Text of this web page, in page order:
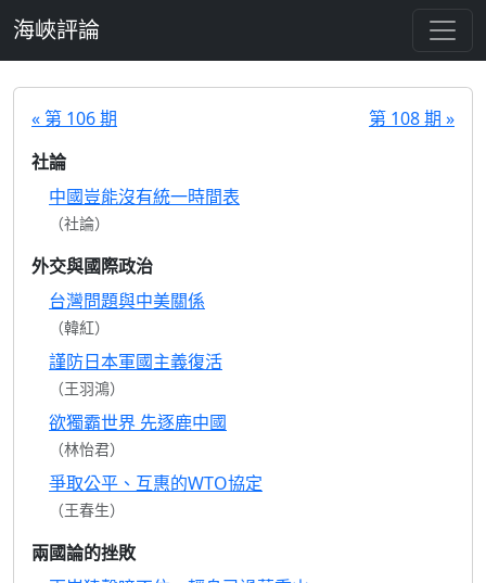
海峽評論
« 第 106 期
第 108 期 »
社論
中國豈能沒有統一時間表
（社論）
外交與國際政治
台灣問題與中美關係
（韓紅）
謹防日本軍國主義復活
（王羽鴻）
欲獨霸世界 先逐鹿中國
（林怡君）
爭取公平、互惠的WTO協定
（王春生）
兩國論的挫敗